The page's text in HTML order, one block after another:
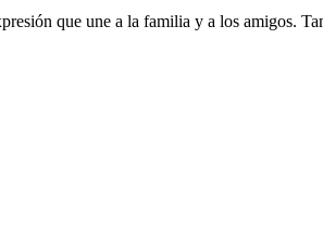
que une a la familia y a los amigos.